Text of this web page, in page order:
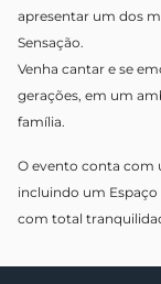
apresentar um dos
Sensação.
Venha cantar e se
gerações, em um
família.
O evento conta com
incluindo um
com total